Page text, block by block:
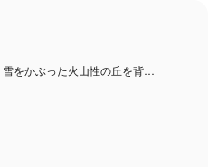
をかぶった火山性の丘を背…